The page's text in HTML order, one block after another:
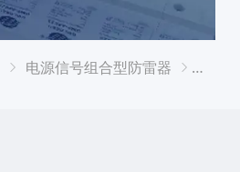
电源信号组合型防雷器